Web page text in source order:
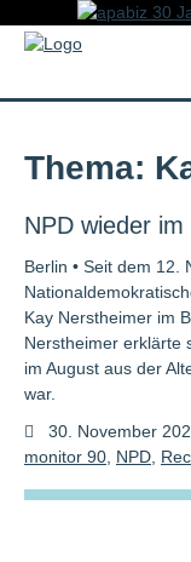
Thema:
NPD wieder
Berlin • Seit dem 12.
Kay Nerstheimer im
Nerstheimer erklärte
im August aus der
war.
30. November
monitor 90 NPD